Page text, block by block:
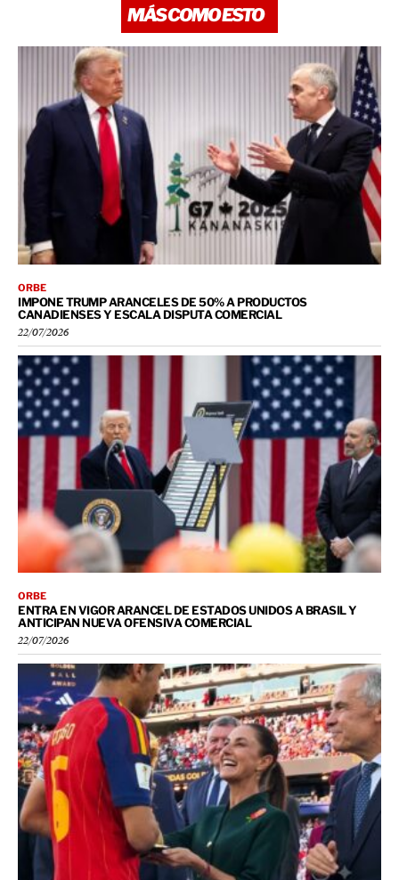
MÁS COMO ESTO
ORBE
IMPONE TRUMP ARANCELES DE 50% A PRODUCTOS
CANADIENSES Y ESCALA DISPUTA COMERCIAL
22/07/2026
ORBE
ENTRA EN VIGOR ARANCEL DE ESTADOS UNIDOS A BRASIL Y
ANTICIPAN NUEVA OFENSIVA COMERCIAL
22/07/2026